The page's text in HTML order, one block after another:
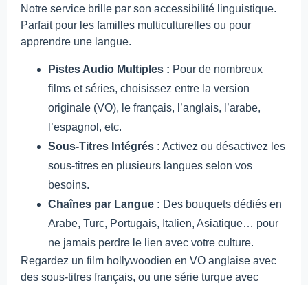
Notre service brille par son accessibilité linguistique.
Parfait pour les familles multiculturelles ou pour
apprendre une langue.
Pistes Audio Multiples : Pour de nombreux
films et séries, choisissez entre la version
originale (VO), le français, l’anglais, l’arabe,
l’espagnol, etc.
Sous-Titres Intégrés : Activez ou désactivez les
sous-titres en plusieurs langues selon vos
besoins.
Chaînes par Langue : Des bouquets dédiés en
Arabe, Turc, Portugais, Italien, Asiatique… pour
ne jamais perdre le lien avec votre culture.
Regardez un film hollywoodien en VO anglaise avec
des sous-titres français, ou une série turque avec